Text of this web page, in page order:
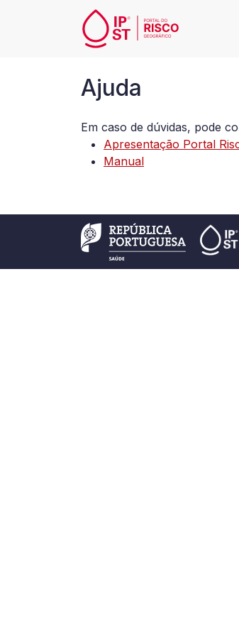
Passar para o conteúdo principal
Ajuda
Em caso de dúvidas, pode
Apresentação Portal
Manual